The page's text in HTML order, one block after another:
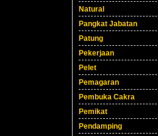
Natural
Pangkat Jabatan
Patung
Pekerjaan
Pelet
Pemagaran
Pembuka Cakra
Pemikat
Pendamping